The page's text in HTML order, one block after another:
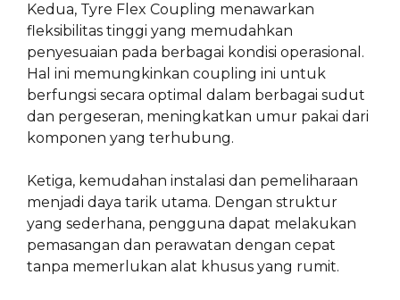
Kedua, Tyre Flex Coupling menawarkan
fleksibilitas tinggi yang memudahkan
penyesuaian pada berbagai kondisi operasional.
Hal ini memungkinkan coupling ini untuk
berfungsi secara optimal dalam berbagai sudut
dan pergeseran, meningkatkan umur pakai dari
komponen yang terhubung.
Ketiga, kemudahan instalasi dan pemeliharaan
menjadi daya tarik utama. Dengan struktur
yang sederhana, pengguna dapat melakukan
pemasangan dan perawatan dengan cepat
tanpa memerlukan alat khusus yang rumit.